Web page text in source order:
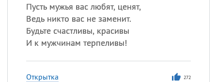
Пусть мужья вас любят, ценят,
Ведь никто вас не заменит.
Будьте счастливы, красивы
И к мужчинам терпеливы!
Открытка 272